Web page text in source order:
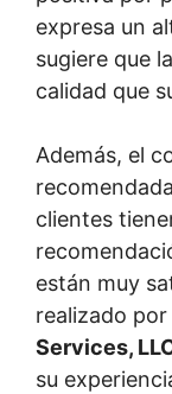
expresa un
sugiere que
calidad que
Además, el
clientes
están muy
realizado por
Services,
su